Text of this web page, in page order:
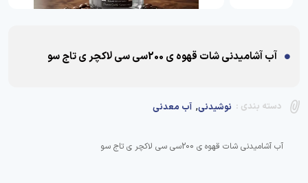
آب آشامیدنی شات قهوه ی 200سی سی لاکچر ی تاج سو
دسته بندی : نوشیدنی, آب معدنی
آب آشامیدنی شات قهوه ی 200سی سی لاکچر ی تاج سو